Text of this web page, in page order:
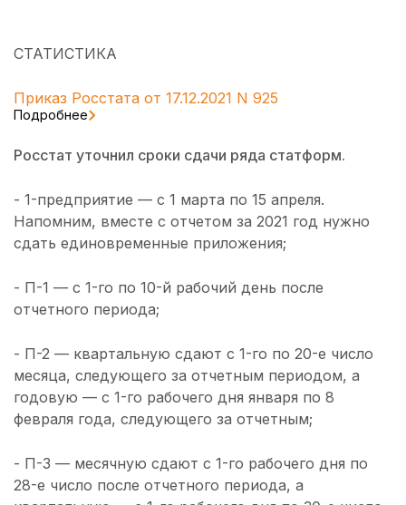
СТАТИСТИКА
Приказ Росстата от 17.12.2021 N 925
Подробнее
Росстат уточнил сроки сдачи ряда статформ.
- 1-предприятие — с 1 марта по 15 апреля.
Напомним, вместе с отчетом за 2021 год нужно
сдать единовременные приложения;
- П-1 — с 1-го по 10-й рабочий день после
отчетного периода;
- П-2 — квартальную сдают с 1-го по 20-е число
месяца, следующего за отчетным периодом, а
годовую — с 1-го рабочего дня января по 8
февраля года, следующего за отчетным;
- П-3 — месячную сдают с 1-го рабочего дня по
28-е число после отчетного периода, а